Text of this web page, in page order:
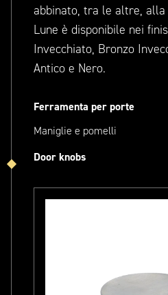
abbinato, tra le altre, alla
Lune è disponibile nei
Invecchiato, Bronzo
Antico e Nero.
Ferramenta per porte
Maniglie e pomelli
Door knobs